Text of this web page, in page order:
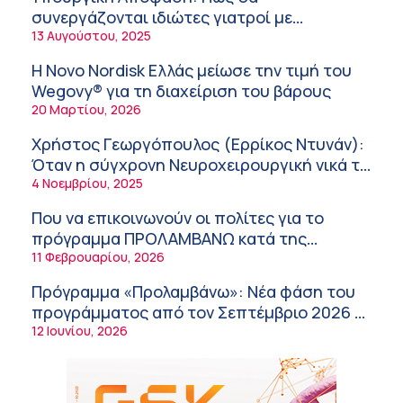
εργαζόμενους
6:11 πμ
Σύσκεψη στον ΕΟΦ για την ομαλή
λειτουργία της εφοδιαστικής αλυσίδας των
φαρμάκων στη διάρκεια του καλοκαιριού
12:08 μμ
Μιχάλης Τάτσης, Insurance & Healthcare
Analyst, διευθυντής Επιχειρηματικής
Ανάπτυξης Ομίλου HHG
11:54 πμ
Kavita Patel: Ένα στα πέντε καινοτόμα
φάρμακα φτάνει τελικά στην Ελλάδα
9:21 πμ
Υπάρχει τελικά «δίαιτα θυρεοειδούς»; Τι
λέει η επιστήμη για τη διατροφή και τα
συμπληρώματα
7:38 πμ
Πυρκαγιά στη Δυτική Αττική: Οι κίνδυνοι για
συνεργάζονται ιδιώτες γιατροί με
νοσοκομεία του δημοσίου συστήματος
13 Αυγούστου, 2025
Η Novo Nordisk Ελλάς μείωσε την τιμή του
Wegovy® για τη διαχείριση του βάρους
20 Μαρτίου, 2026
Χρήστος Γεωργόπουλος (Ερρίκος Ντυνάν):
Όταν η σύγχρονη Νευροχειρουργική νικά το
φόβο!
4 Νοεμβρίου, 2025
Που να επικοινωνούν οι πολίτες για το
πρόγραμμα ΠΡΟΛΑΜΒΑΝΩ κατά της
παχυσαρκίας
11 Φεβρουαρίου, 2026
Πρόγραμμα «Προλαμβάνω»: Νέα φάση του
προγράμματος από τον Σεπτέμβριο 2026 –
Δωρεάν προληπτικές εξετάσεις έως το
12 Ιουνίου, 2026